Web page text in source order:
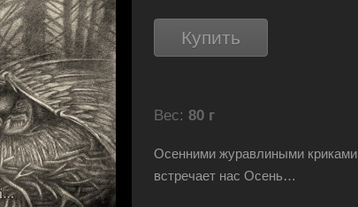
Купить
Вес: 80 г
Осенними журавлиными криками
встречает нас Осень…